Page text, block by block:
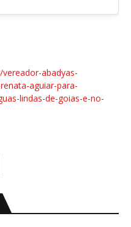
abadyas-
aguiar-para-
lindas-de-goias-e-no-